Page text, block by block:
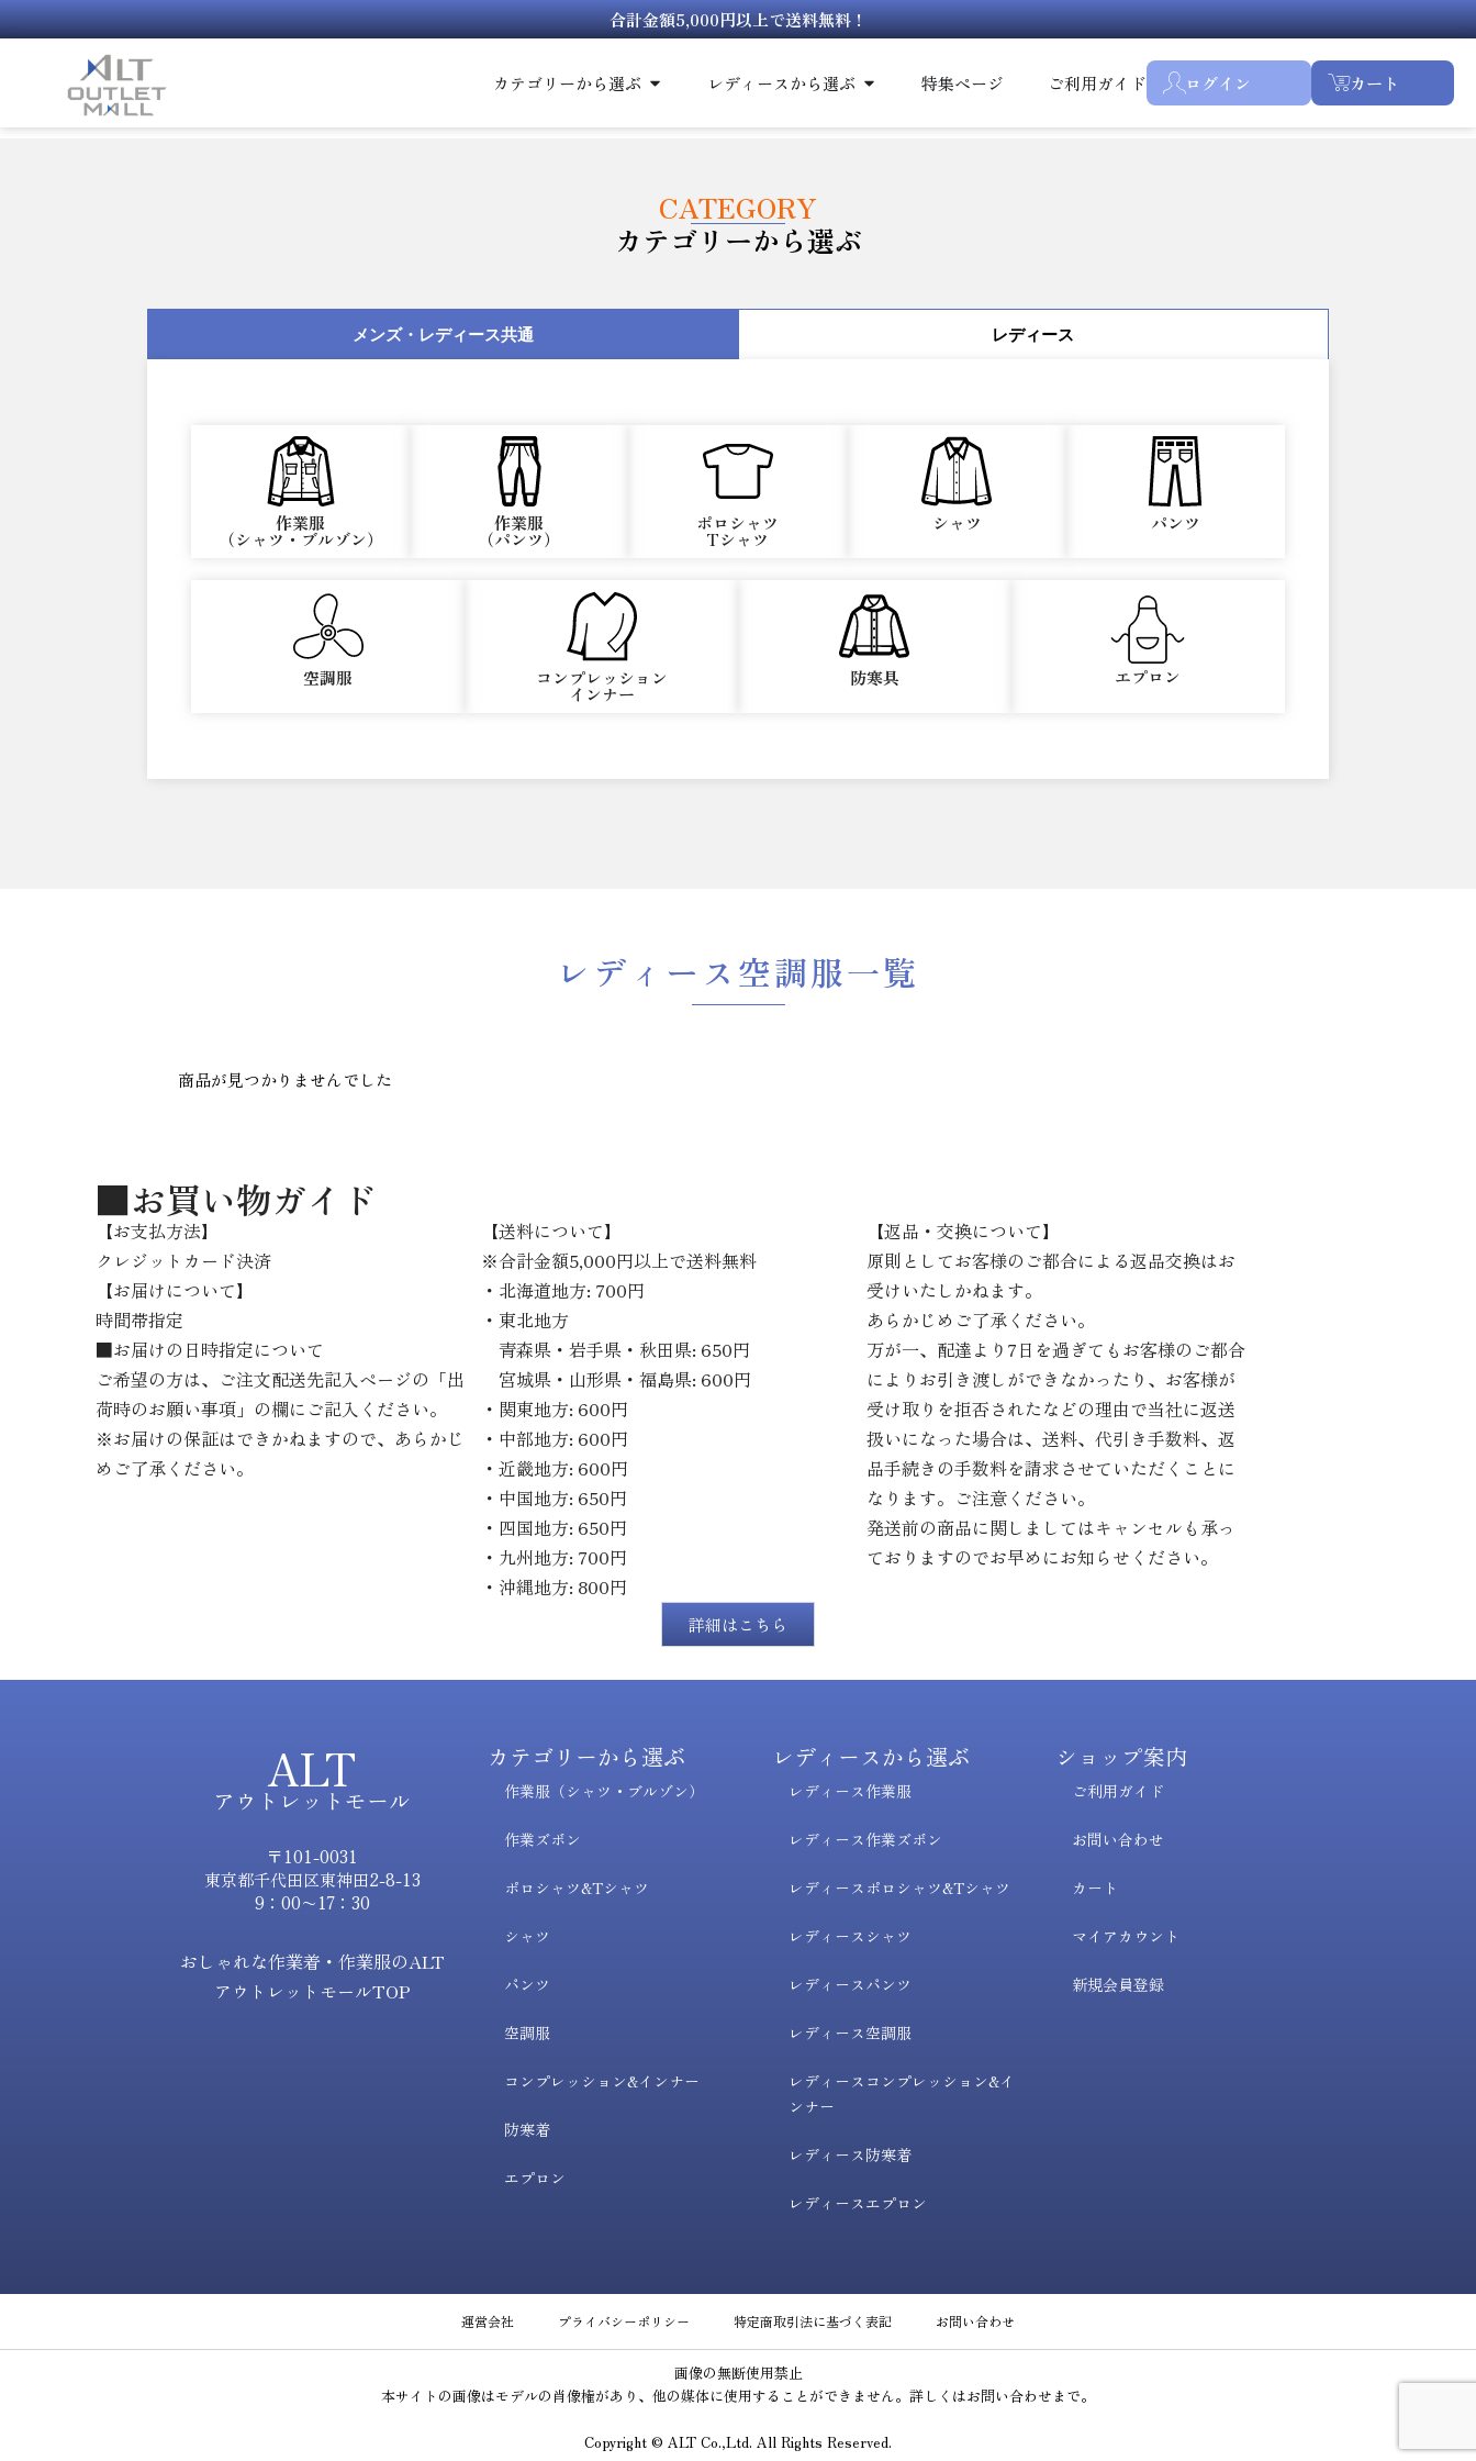
合計金額5,000円以上で送料無料！
カテゴリーから選ぶ レディースから選ぶ 特集ページ ご利用ガイド ログイン カート
CATEGORY
カテゴリーから選ぶ
メンズ・レディース共通 レディース
作業服
（シャツ・ブルゾン）
作業服
（パンツ）
ポロシャツ
Tシャツ
シャツ パンツ
空調服 コンプレッション
インナー
防寒具 エプロン
レディース空調服一覧
商品が見つかりませんでした
■お買い物ガイド
【お支払方法】
クレジットカード決済
【お届けについて】
時間帯指定
■お届けの日時指定について
ご希望の方は、ご注文配送先記入ページの「出
荷時のお願い事項」の欄にご記入ください。
※お届けの保証はできかねますので、あらかじ
めご了承ください。
【送料について】
※合計金額5,000円以上で送料無料
・北海道地方: 700円
・東北地方
青森県・岩手県・秋田県: 650円
宮城県・山形県・福島県: 600円
・関東地方: 600円
・中部地方: 600円
・近畿地方: 600円
・中国地方: 650円
・四国地方: 650円
・九州地方: 700円
・沖縄地方: 800円
【返品・交換について】
原則としてお客様のご都合による返品交換はお
受けいたしかねます。
あらかじめご了承ください。
万が一、配達より7日を過ぎてもお客様のご都合
によりお引き渡しができなかったり、お客様が
受け取りを拒否されたなどの理由で当社に返送
扱いになった場合は、送料、代引き手数料、返
品手続きの手数料を請求させていただくことに
なります。ご注意ください。
発送前の商品に関しましてはキャンセルも承っ
ておりますのでお早めにお知らせください。
詳細はこちら
ALT
アウトレットモール
〒101-0031
東京都千代田区東神田2-8-13
9：00〜17：30
おしゃれな作業着・作業服のALT
アウトレットモールTOP
カテゴリーから選ぶ
作業服（シャツ・ブルゾン）
作業ズボン
ポロシャツ&Tシャツ
シャツ
パンツ
空調服
コンプレッション&インナー
防寒着
エプロン
レディースから選ぶ
レディース作業服
レディース作業ズボン
レディースポロシャツ&Tシャツ
レディースシャツ
レディースパンツ
レディース空調服
レディースコンプレッション&イ
ンナー
レディース防寒着
レディースエプロン
ショップ案内
ご利用ガイド
お問い合わせ
カート
マイアカウント
新規会員登録
運営会社 プライバシーポリシー 特定商取引法に基づく表記 お問い合わせ
画像の無断使用禁止
本サイトの画像はモデルの肖像権があり、他の媒体に使用することができません。詳しくはお問い合わせまで。
Copyright © ALT Co.,Ltd. All Rights Reserved.